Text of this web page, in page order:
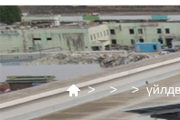
 > > >